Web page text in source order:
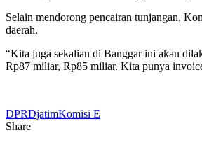
Selain mendorong pencairan tunjangan,
daerah.
“Kita juga sekalian di Banggar ini akan
Rp87 miliar, Rp85 miliar. Kita punya
DPRDjatimKomisi E
Share